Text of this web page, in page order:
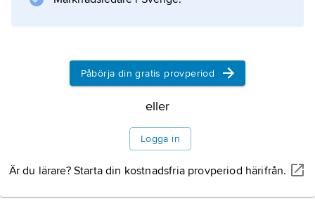
Påbörja din gratis provperiod
eller
Logga in
Är du lärare? Starta din kostnadsfria provperiod härifrån.